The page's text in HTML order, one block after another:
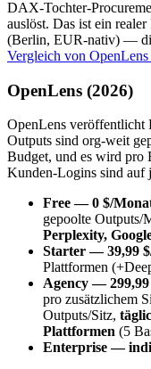
DAX-Tochter-
auslöst. Das ist ein
(Berlin, EUR-nativ) —
Vergleich von
OpenLens (2026)
OpenLens veröffentlicht
Outputs sind org-weit
Budget, und es wird pro
Kunden-Logins sind auf
Free — 0 $/
gepoolte Outputs/
Perplexity,
Starter — 39,99
Plattformen
Agency —
pro zusätzlichem
Outputs/Sitz,
Plattformen (5
Enterprise —